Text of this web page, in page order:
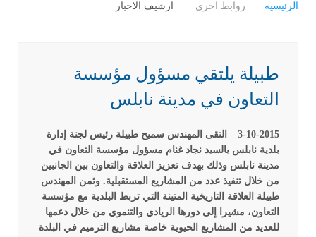
الرئيسيه روابط اخرى ارشيف الاخبار
طبيلة يلتقي مسؤول مؤسسة
التعاون في مدينة نابلس
3-10-2015 –
التقى المهندس سميح طبيلة رئيس لجنة إدارة
بلدية نابلس بالسيد نجاد غنام مسؤول مؤسسة التعاون في
مدينة نابلس وذلك بهدف تعزيز العلاقة والتعاون بين الجانبين
من خلال تنفيذ عدد من المشاريع المستقبلية. وثمن المهندس
طبيلة العلاقة التاريخية المتينة التي تربط البلدية مع مؤسسة
التعاون، مشيرا إلى دورها الريادي والتنموي من خلال دعمها
للعديد من المشاريع الحيوية خاصة مشاريع الترميم في البلدة